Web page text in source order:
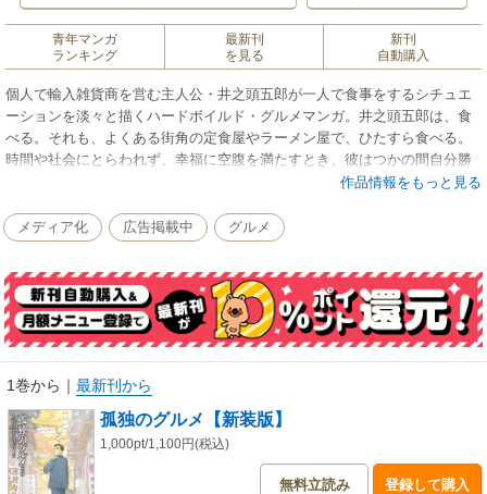
青年マンガ
ランキング
最新刊
を見る
新刊
自動購入
個人で輸入雑貨商を営む主人公・井之頭五郎が一人で食事をするシチュエ
ーションを淡々と描くハードボイルド・グルメマンガ。井之頭五郎は、食
べる。それも、よくある街角の定食屋やラーメン屋で、ひたすら食べる。
時間や社会にとらわれず、幸福に空腹を満たすとき、彼はつかの間自分勝
手になり、「自由」になる。孤独のグルメ―。それは、誰にも邪魔され
が現代人に平等に与えられた、最高の「癒し」といえるのである。
作品情報をもっと見る
メディア化 広告掲載中 グルメ
1巻から ｜ 最新刊から
孤独のグルメ【新装版】
1,000pt/1,100円(税込)
無料立読み 登録して購入